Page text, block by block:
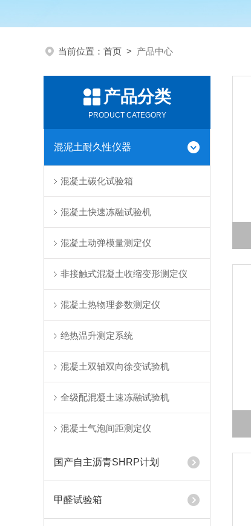
当前位置： 首页 > 产品中心
产品分类
PRODUCT CATEGORY
混泥土耐久性仪器
混凝土碳化试验箱
混凝土快速冻融试验机
混凝土动弹模量测定仪
非接触式混凝土收缩变形测定仪
混凝土热物理参数测定仪
绝热温升测定系统
混凝土双轴双向徐变试验机
全级配混凝土速冻融试验机
混凝土气泡间距测定仪
国产自主沥青SHRP计划
甲醛试验箱